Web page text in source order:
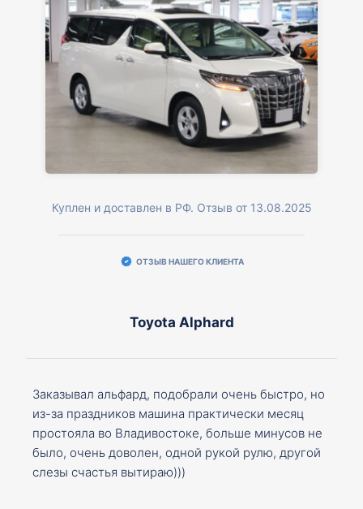
Куплен и доставлен в РФ. Отзыв от 13.08.2025
ОТЗЫВ НАШЕГО КЛИЕНТА
Toyota Alphard
Заказывал альфард, подобрали очень быстро, но
из-за праздников машина практически месяц
простояла во Владивостоке, больше минусов не
было, очень доволен, одной рукой рулю, другой
слезы счастья вытираю)))